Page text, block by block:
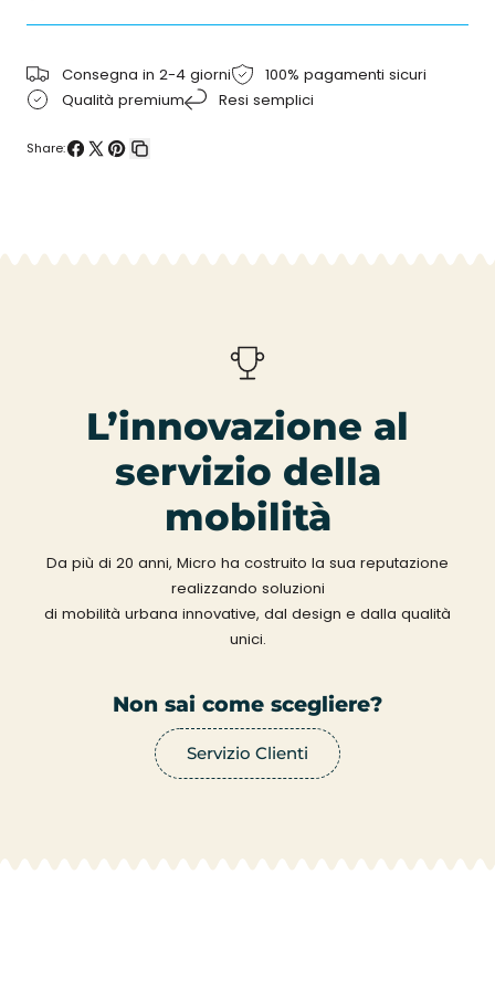
Consegna in 2-4 giorni
100% pagamenti sicuri
Qualità premium
Resi semplici
Share:
L’innovazione al
servizio della
mobilità
Da più di 20 anni, Micro ha costruito la sua reputazione
realizzando soluzioni
di mobilità urbana innovative, dal design e dalla qualità
unici.
Non sai come scegliere?
Servizio Clienti